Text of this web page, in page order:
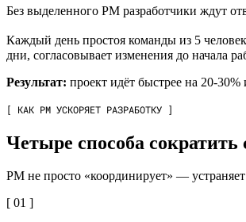
Без выделенного PM разработчики ждут
Каждый день простоя команды из 5
дни, согласовывает изменения до начала
Результат: проект идёт быстрее на 20-
[ КАК PM УСКОРЯЕТ РАЗРАБОТКУ ]
Четыре способа
PM не просто «координирует» —
[ 01 ]